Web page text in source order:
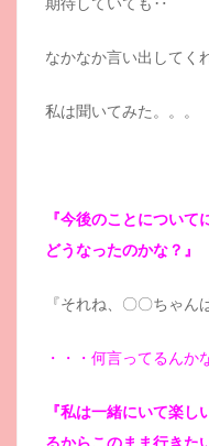
なかなか言い出してく
私は聞いてみた。。。
『今後のことについ
どうなったのかな？』
『それね、〇〇ちゃん
・・・何言ってるんか
『私は一緒にいて楽